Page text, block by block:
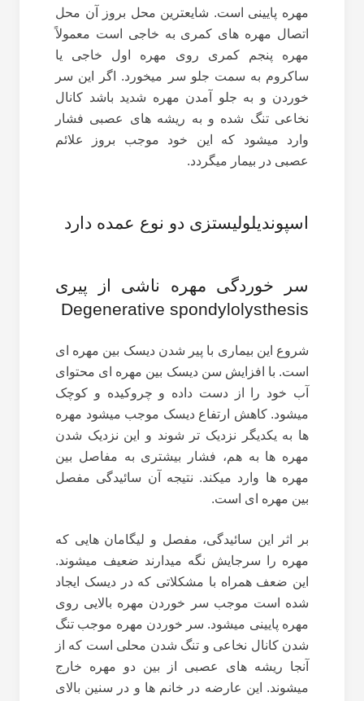
مهره پایینی است. شایعترین محل بروز آن محل
اتصال مهره های کمری به خاجی است معمولاً
مهره پنجم کمری روی مهره اول خاجی یا
ساکروم به سمت جلو سر میخورد. اگر این سر
خوردن و به جلو آمدن مهره شدید باشد کانال
نخاعی تنگ شده و به ریشه های عصبی فشار
وارد میشود که این خود موجب بروز علائم
عصبی در بیمار میگردد.
اسپوندیلولیستزی دو نوع عمده دارد
سر خوردگی مهره ناشی از پیری
Degenerative spondylolysthesis
شروع این بیماری با پیر شدن دیسک بین مهره ای
است. با افزایش سن دیسک بین مهره ای محتوای
آب خود را از دست داده و چروکیده و کوچک
میشود. کاهش ارتفاع دیسک موجب میشود مهره
ها به یکدیگر نزدیک تر شوند و این نزدیک شدن
مهره ها به هم، فشار بیشتری به مفاصل بین
مهره ها وارد میکند. نتیجه آن سائیدگی مفصل
بین مهره ای است.
بر اثر این سائیدگی، مفصل و لیگامان هایی که
مهره را سرجایش نگه میدارند ضعیف میشوند.
این ضعف همراه با مشکلاتی که در دیسک ایجاد
شده است موجب سر خوردن مهره بالایی روی
مهره پایینی میشود. سر خوردن مهره موجب تنگ
شدن کانال نخاعی و تنگ شدن محلی است که از
آنجا ریشه های عصبی از بین دو مهره خارج
میشوند. این عارضه در خانم ها و در سنین بالای